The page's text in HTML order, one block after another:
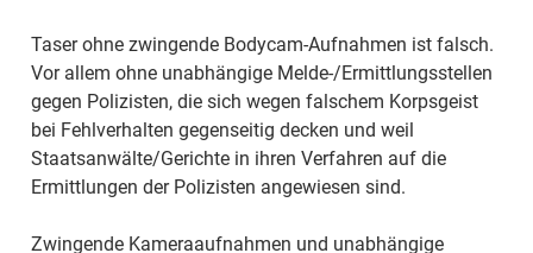
Taser ohne zwingende Bodycam-Aufnahmen ist falsch.
Vor allem ohne unabhängige Melde-/Ermittlungsstellen
gegen Polizisten, die sich wegen falschem Korpsgeist
bei Fehlverhalten gegenseitig decken und weil
Staatsanwälte/Gerichte in ihren Verfahren auf die
Ermittlungen der Polizisten angewiesen sind.
Zwingende Kameraaufnahmen und unabhängige